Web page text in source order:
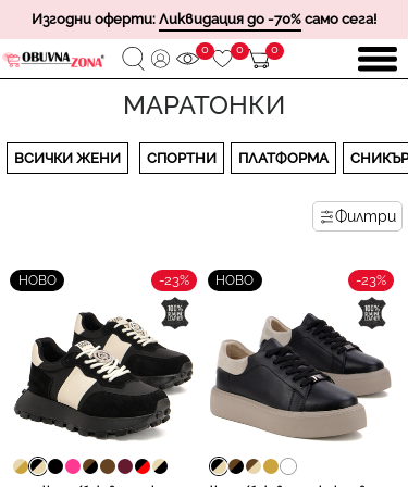
Изгодни оферти: Ликвидация до -70% само сега!
0 0 0
МАРАТОНКИ
ВСИЧКИ ЖЕНИ СПОРТНИ ПЛАТФОРМА
Филтри
НОВО -23% НОВО -23%